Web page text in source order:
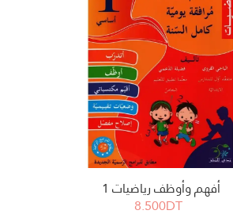
أفهم وأوظف رياضيات 1
8.500DT